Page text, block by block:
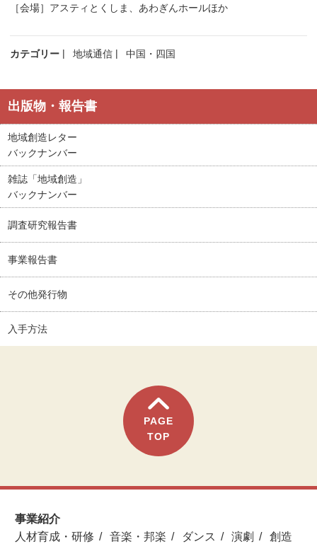
［会場］アスティとくしま、あわぎんホールほか
カテゴリー 地域通信 中国・四国
出版物・報告書
地域創造レター
バックナンバー
雑誌「地域創造」
バックナンバー
調査研究報告書
事業報告書
その他発行物
入手方法
PAGE
TOP
事業紹介
人材育成・研修
音楽・邦楽 ダンス 演劇
創造